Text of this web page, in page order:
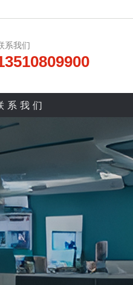
系我们
系我们